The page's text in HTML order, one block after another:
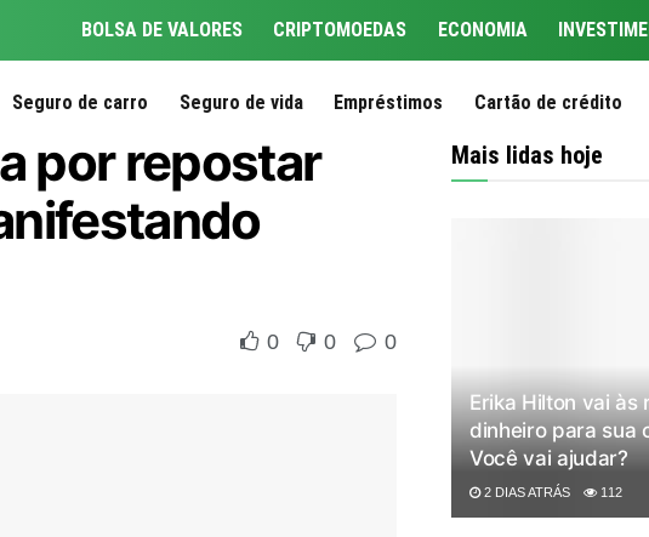
BOLSA DE VALORES CRIPTOMOEDAS ECONOMIA
Seguro de carro Seguro de vida Empréstimos Cartão de crédito
por repostar
0 0 0
Mais lidas hoje
Erika Hilton vai às
dinheiro para sua
Você vai ajudar?
2 DIAS ATRÁS 112